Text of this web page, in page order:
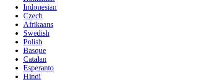
Indonesian
Czech
Afrikaans
Swedish
Polish
Basque
Catalan
Esperanto
Hindi